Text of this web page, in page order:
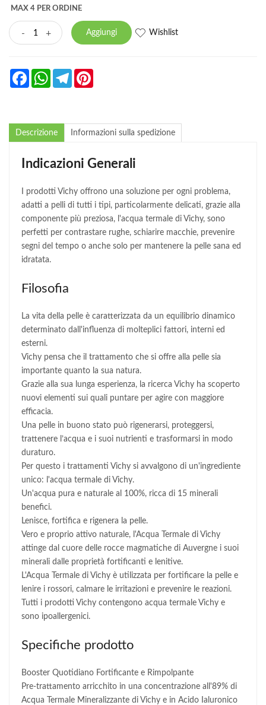
MAX 4 PER ORDINE
- + Aggiungi Wishlist
FacebookWhatsAppTelegram
Descrizione Informazioni sulla spedizione
Indicazioni Generali
I prodotti Vichy offrono una soluzione per ogni problema,
adatti a pelli di tutti i tipi, particolarmente delicati, grazie alla
componente più preziosa, l'acqua termale di Vichy, sono
perfetti per contrastare rughe, schiarire macchie, prevenire
segni del tempo o anche solo per mantenere la pelle sana ed
idratata.
Filosofia
La vita della pelle è caratterizzata da un equilibrio dinamico
determinato dall'influenza di molteplici fattori, interni ed
esterni.
Vichy pensa che il trattamento che si offre alla pelle sia
importante quanto la sua natura.
Grazie alla sua lunga esperienza, la ricerca Vichy ha scoperto
nuovi elementi sui quali puntare per agire con maggiore
efficacia.
Una pelle in buono stato può rigenerarsi, proteggersi,
trattenere l’acqua e i suoi nutrienti e trasformarsi in modo
duraturo.
Per questo i trattamenti Vichy si avvalgono di un'ingrediente
unico: l'acqua termale di Vichy.
Un'acqua pura e naturale al 100%, ricca di 15 minerali
benefici.
Lenisce, fortifica e rigenera la pelle.
Vero e proprio attivo naturale, l'Acqua Termale di Vichy
attinge dal cuore delle rocce magmatiche di Auvergne i suoi
minerali dalle proprietà fortificanti e lenitive.
L'Acqua Termale di Vichy è utilizzata per fortificare la pelle e
lenire i rossori, calmare le irritazioni e prevenire le reazioni.
Tutti i prodotti Vichy contengono acqua termale Vichy e
sono ipoallergenici.
Specifiche prodotto
Booster Quotidiano Fortificante e Rimpolpante
Pre-trattamento arricchito in una concentrazione all'89% di
Acqua Termale Mineralizzante di Vichy e in Acido Ialuronico